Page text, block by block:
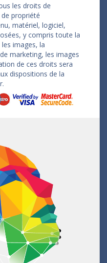
les droits de
propriété
matériel, logiciel,
y compris toute la
images, la
marketing, les images
de ces droits sera
dispositions de la